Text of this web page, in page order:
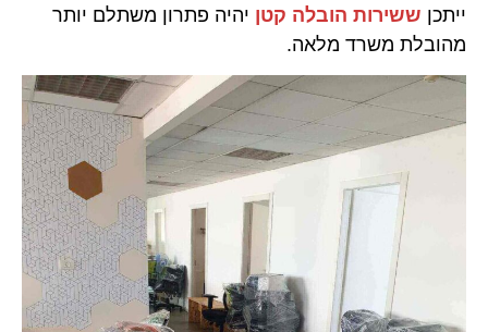
ייתכן ששירות הובלה קטן יהיה פתרון משתלם יותר
מהובלת משרד מלאה.